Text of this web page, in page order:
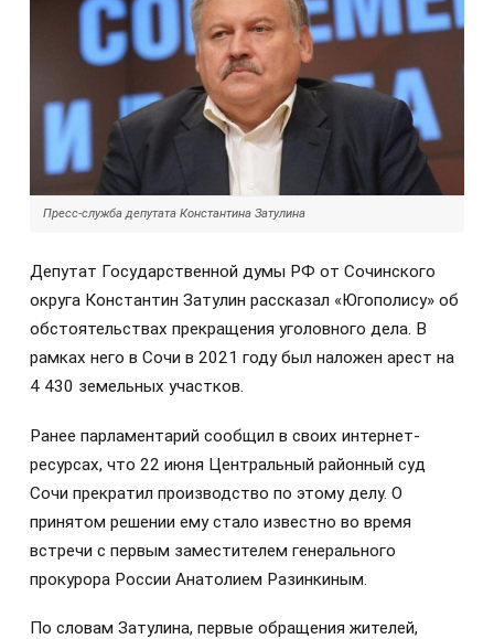
Пресс-служба депутата Константина Затулина
Депутат Государственной думы РФ от Сочинского
округа Константин Затулин рассказал «Югополису» об
обстоятельствах прекращения уголовного дела. В
рамках него в Сочи в 2021 году был наложен арест на
4 430 земельных участков.
Ранее парламентарий сообщил в своих интернет-
ресурсах, что 22 июня Центральный районный суд
Сочи прекратил производство по этому делу. О
принятом решении ему стало известно во время
встречи с первым заместителем генерального
прокурора России Анатолием Разинкиным.
По словам Затулина, первые обращения жителей,